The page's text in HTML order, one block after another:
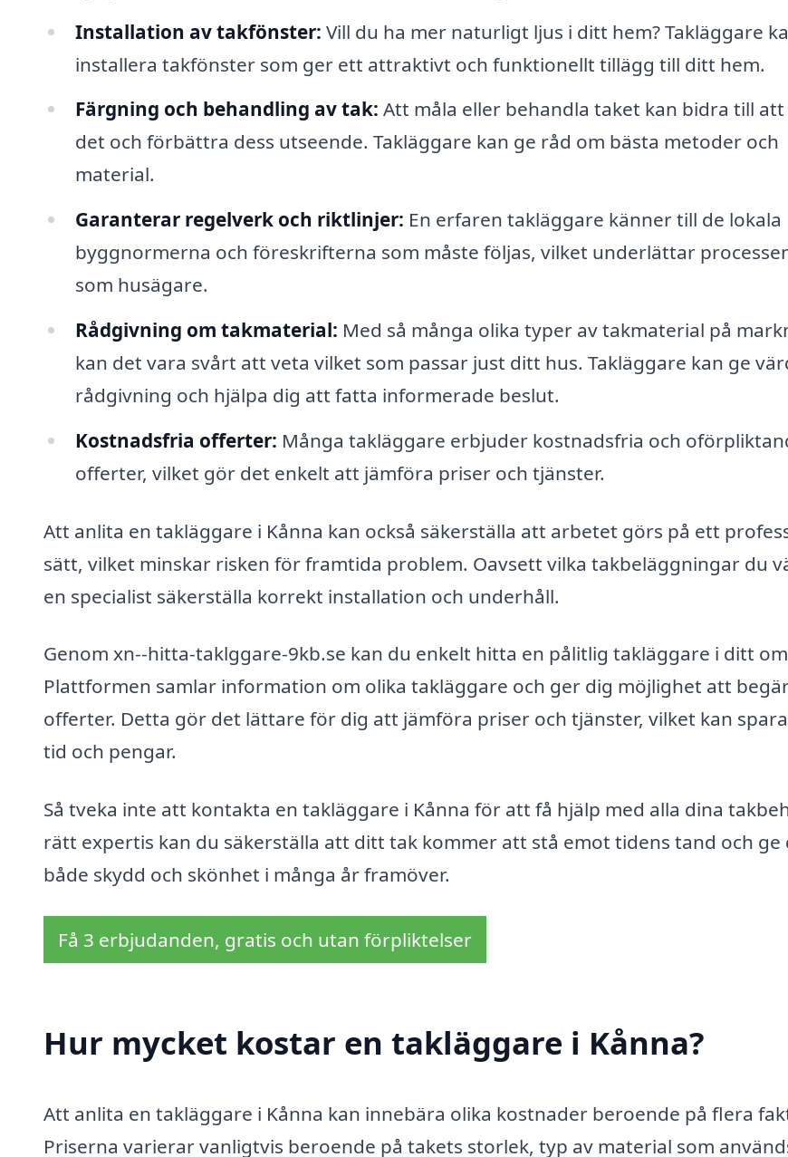
Installation av takfönster: Vill du ha mer naturligt ljus i ditt hem? Takläggare
installera takfönster som ger ett attraktivt och funktionellt tillägg till ditt hem.
Färgning och behandling av tak: Att måla eller behandla taket kan bidra till att
det och förbättra dess utseende. Takläggare kan ge råd om bästa metoder och
material.
Garanterar regelverk och riktlinjer: En erfaren takläggare känner till de lokala
byggnormerna och föreskrifterna som måste följas, vilket underlättar
som husägare.
Rådgivning om takmaterial: Med så många olika typer av takmaterial på
kan det vara svårt att veta vilket som passar just ditt hus. Takläggare kan ge
rådgivning och hjälpa dig att fatta informerade beslut.
Kostnadsfria offerter: Många takläggare erbjuder kostnadsfria och
offerter, vilket gör det enkelt att jämföra priser och tjänster.
Att anlita en takläggare i Kånna kan också säkerställa att arbetet görs på ett
sätt, vilket minskar risken för framtida problem. Oavsett vilka takbeläggningar du
en specialist säkerställa korrekt installation och underhåll.
Genom xn--hitta-taklggare-9kb.se kan du enkelt hitta en pålitlig takläggare i ditt
Plattformen samlar information om olika takläggare och ger dig möjlighet att
offerter. Detta gör det lättare för dig att jämföra priser och tjänster, vilket kan
tid och pengar.
Så tveka inte att kontakta en takläggare i Kånna för att få hjälp med alla dina
rätt expertis kan du säkerställa att ditt tak kommer att stå emot tidens tand och ge
både skydd och skönhet i många år framöver.
Få 3 erbjudanden, gratis och utan förpliktelser
Hur mycket kostar en takläggare i Kånna?
Att anlita en takläggare i Kånna kan innebära olika kostnader beroende på flera
Priserna varierar vanligtvis beroende på takets storlek, typ av material som